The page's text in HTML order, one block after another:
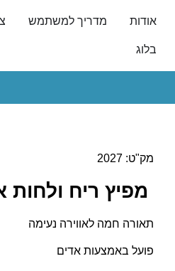
אודות מדריך למשתמש
בלוג
מק"ט: 2027
מפיץ ריח ולחות
תאורה חמה לאווירה נעימה
פועל באמצעות אדים